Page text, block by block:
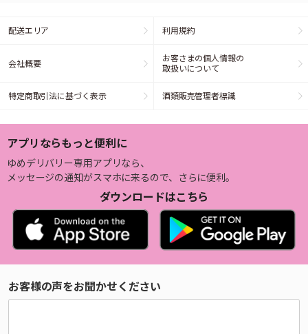
配送エリア 利用規約
会社概要
お客さまの個人情報の
取扱いについて
特定商取引法に基づく表示 酒類販売管理者標識
アプリならもっと便利に
ゆめデリバリー専用アプリなら、
メッセージの通知がスマホに来るので、さらに便利。
ダウンロードはこちら
お客様の声をお聞かせください